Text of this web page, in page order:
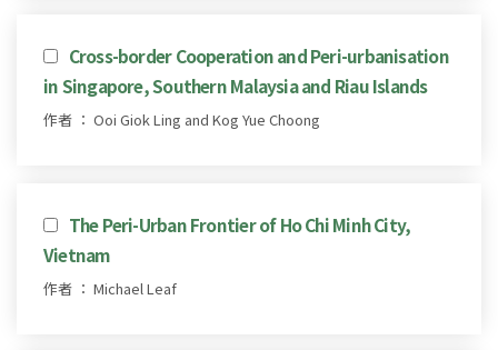
Cross-border Cooperation and Peri-urbanisation
in Singapore, Southern Malaysia and Riau Islands
作者 ： Ooi Giok Ling and Kog Yue Choong
The Peri-Urban Frontier of Ho Chi Minh City,
Vietnam
作者 ： Michael Leaf